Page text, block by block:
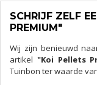
SCHRIJF ZELF
PREMIUM"
Wij zijn benieuwd
artikel "Koi Pellets
Tuinbon ter waarde